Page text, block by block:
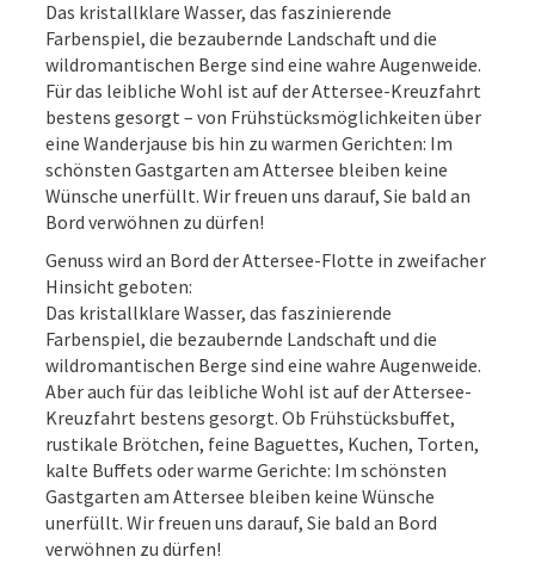
Das kristallklare Wasser, das faszinierende
Farbenspiel, die bezaubernde Landschaft und die
wildromantischen Berge sind eine wahre Augenweide.
Für das leibliche Wohl ist auf der Attersee-Kreuzfahrt
bestens gesorgt – von Frühstücksmöglichkeiten über
eine Wanderjause bis hin zu warmen Gerichten: Im
schönsten Gastgarten am Attersee bleiben keine
Wünsche unerfüllt. Wir freuen uns darauf, Sie bald an
Bord verwöhnen zu dürfen!
Genuss wird an Bord der Attersee-Flotte in zweifacher
Hinsicht geboten:
Das kristallklare Wasser, das faszinierende
Farbenspiel, die bezaubernde Landschaft und die
wildromantischen Berge sind eine wahre Augenweide.
Aber auch für das leibliche Wohl ist auf der Attersee-
Kreuzfahrt bestens gesorgt. Ob Frühstücksbuffet,
rustikale Brötchen, feine Baguettes, Kuchen, Torten,
kalte Buffets oder warme Gerichte: Im schönsten
Gastgarten am Attersee bleiben keine Wünsche
unerfüllt. Wir freuen uns darauf, Sie bald an Bord
verwöhnen zu dürfen!